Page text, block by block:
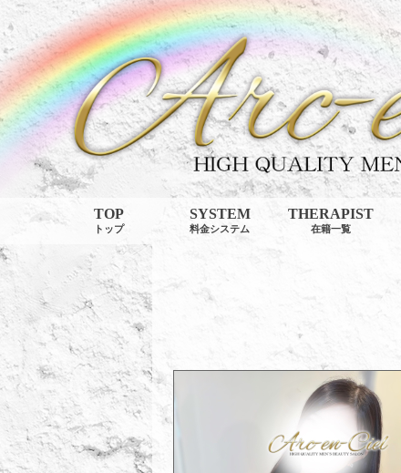
TOP
トップ
SYSTEM
料金システム
THERAPIST
在籍一覧